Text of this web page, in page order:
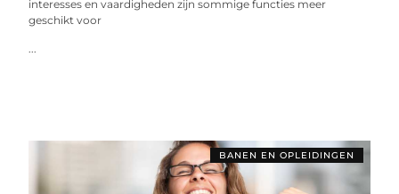
interesses en vaardigheden zijn sommige functies meer
geschikt voor
...
BANEN EN OPLEIDINGEN